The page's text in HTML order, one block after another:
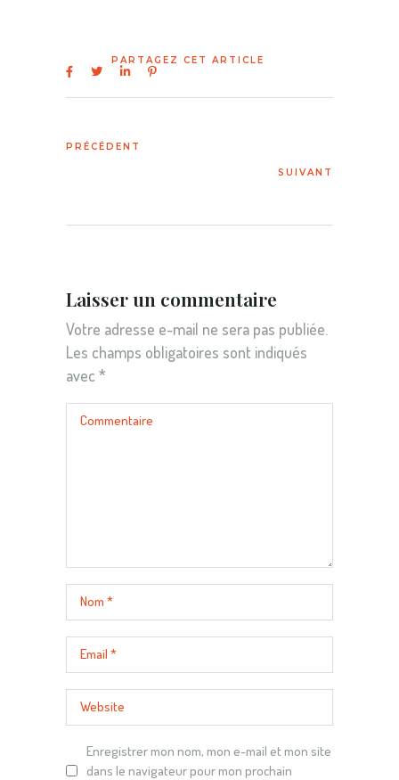
Laisser un commentaire
Votre adresse e-mail ne sera pas publiée.
Les champs obligatoires sont indiqués
avec*
Enregistrer mon nom, mon e-mail et mon site
dans le navigateur pour mon prochain